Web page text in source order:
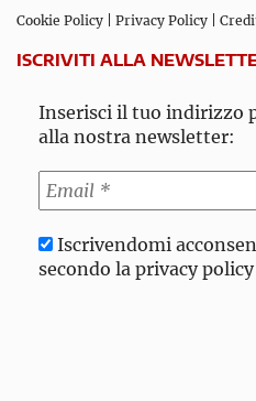
Cookie Policy Privacy Policy
ISCRIVITI ALLA
Inserisci il tuo indirizzo
alla nostra newsletter:
Iscrivendomi
secondo la privacy